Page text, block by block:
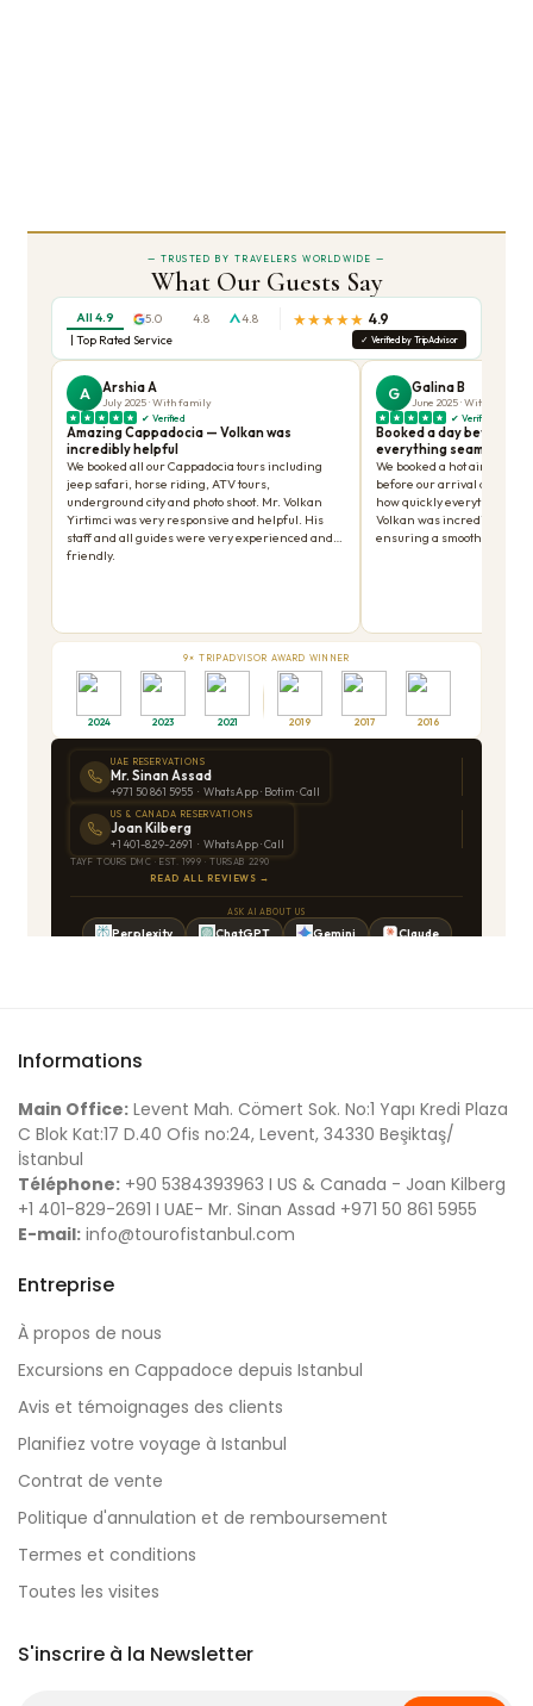
Incredible Cappadocia in two full
days
What an amazing experience.
Cappadocia Tour
Maria B
Mª DE LA PALMA E
Priscilla W
Informations
Main Office: Levent Mah. Cömert Sok. No:1 Yapı Kredi Plaza
C Blok Kat:17 D.40 Ofis no:24, Levent, 34330 Beşiktaş/
İstanbul
Téléphone: +90 5384393963 I US & Canada - Joan Kilberg
+1 401-829-2691 I UAE- Mr. Sinan Assad +971 50 861 5955
E-mail: info@tourofistanbul.com
Entreprise
À propos de nous
Excursions en Cappadoce depuis Istanbul
Avis et témoignages des clients
Planifiez votre voyage à Istanbul
Contrat de vente
Politique d'annulation et de remboursement
Termes et conditions
Toutes les visites
S'inscrire à la Newsletter